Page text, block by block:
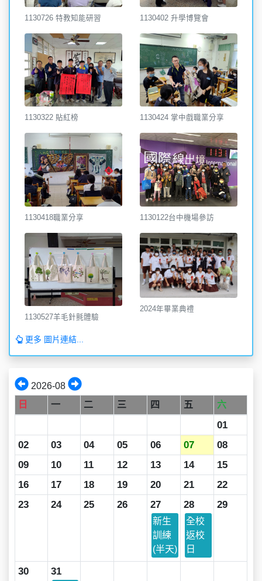
1130726 特教知能研習 1130402 升學博覽會
1130322 貼紅榜 1130424 掌中戲職業分享
1130418職業分享 1130122台中機場參訪
1130527羊毛針氈體驗
2024年畢業典禮
更多 圖片連結...
2026-08
日
一 二 三 四 五 六
01
02
03 04 05 06 07
08
09
10 11 12 13 14
15
16
17 18 19 20 21
22
23
24 25 26 27
新生
訓練
(半天)
28
全校
返校
日
29
30 31